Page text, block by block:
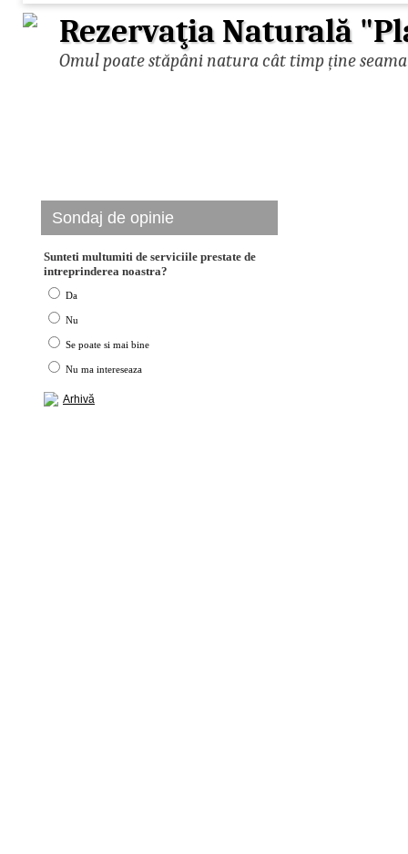
Rezervaţia Naturală
Omul poate stăpâni natura cât timp ține
Sondaj de opinie
Sunteti multumiti de serviciile prestate de
intreprinderea noastra?
Da
Nu
Se poate si mai bine
Nu ma intereseaza
Arhivă